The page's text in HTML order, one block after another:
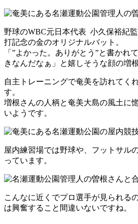
野球のWBC元日本代表 小久保裕紀
打記念の金のオリジナルバット。
「”よかった。ありがとう”と書かれ
きなんだなぁ」と嬉しそうな顔の増根
自主トレーニングで奄美を訪れてく
す。
増根さんの人柄と奄美大島の風土に
いようです。
屋内練習場では野球や、フットサル
っています。
こんなに近くでプロ選手が見られる
は興奮すること間違いないですね。